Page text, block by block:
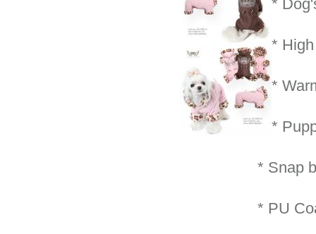
*
*
*
*
* Snap
* PU